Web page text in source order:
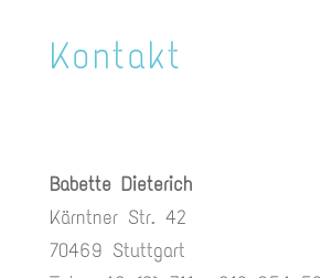
Kontakt
Babette Dieterich
Kärntner Str. 42
70469 Stuttgart